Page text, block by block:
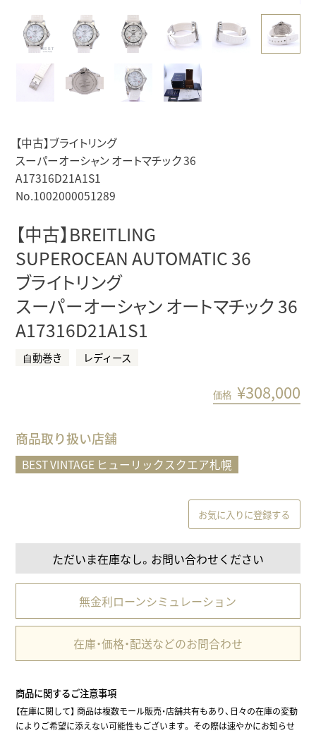
【中古】ブライトリング
スーパーオーシャン オートマチック 36
A17316D21A1S1
No.1002000051289
【中古】BREITLING
SUPEROCEAN AUTOMATIC 36
ブライトリング
スーパーオーシャン オートマチック 36
A17316D21A1S1
⾃動巻き レディース
価格 ¥308,000
商品取り扱い店舗
BEST VINTAGE ヒューリックスクエア札幌
お気に入りに登録する
ただいま在庫なし。お問い合わせください
無金利ローンシミュレーション
在庫・価格・配送などのお問合わせ
商品に関するご注意事項
【在庫に関して】 商品は複数モール販売・店舗共有もあり、日々の在庫の変動
によりご希望に添えない可能性もございます。 その際は速やかにお知らせ